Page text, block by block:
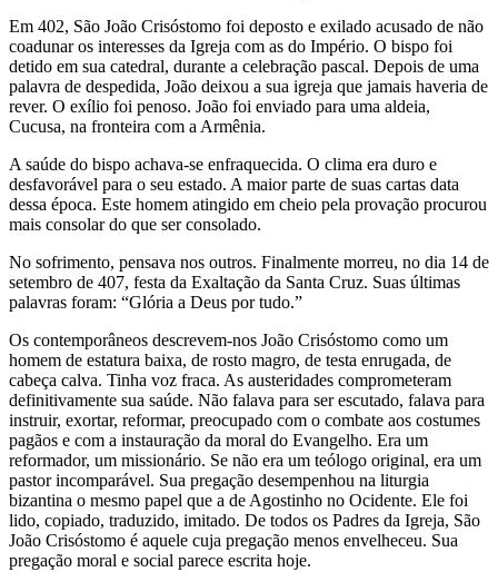
Em 402, São João Crisóstomo foi deposto e exilado acusado de não
coadunar os interesses da Igreja com as do Império. O bispo foi
detido em sua catedral, durante a celebração pascal. Depois de uma
palavra de despedida, João deixou a sua igreja que jamais haveria de
rever. O exílio foi penoso. João foi enviado para uma aldeia,
Cucusa, na fronteira com a Armênia.
A saúde do bispo achava-se enfraquecida. O clima era duro e
desfavorável para o seu estado. A maior parte de suas cartas data
dessa época. Este homem atingido em cheio pela provação procurou
mais consolar do que ser consolado.
No sofrimento, pensava nos outros. Finalmente morreu, no dia 14 de
setembro de 407, festa da Exaltação da Santa Cruz. Suas últimas
palavras foram: “Glória a Deus por tudo.”
Os contemporâneos descrevem-nos João Crisóstomo como um
homem de estatura baixa, de rosto magro, de testa enrugada, de
cabeça calva. Tinha voz fraca. As austeridades comprometeram
definitivamente sua saúde. Não falava para ser escutado, falava para
instruir, exortar, reformar, preocupado com o combate aos costumes
pagãos e com a instauração da moral do Evangelho. Era um
reformador, um missionário. Se não era um teólogo original, era um
pastor incomparável. Sua pregação desempenhou na liturgia
bizantina o mesmo papel que a de Agostinho no Ocidente. Ele foi
lido, copiado, traduzido, imitado. De todos os Padres da Igreja, São
João Crisóstomo é aquele cuja pregação menos envelheceu. Sua
pregação moral e social parece escrita hoje.